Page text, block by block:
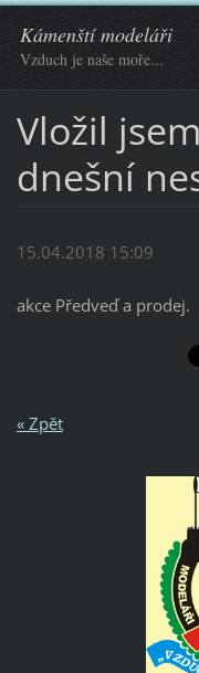
Kámenští modeláři
Vzduch je naše moře...
Vložil
dnešní
15.04.2018 15:09
akce Předveď a prodej.
« Zpět